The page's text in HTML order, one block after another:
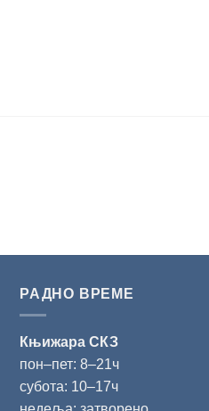
РАДНО ВРЕМЕ
Књижара СКЗ
пон‒пет: 8‒21ч
субота: 10‒17ч